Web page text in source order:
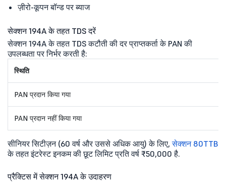
ज़ीरो-कूपन बॉन्ड पर ब्याज
सेक्शन 194A के तहत TDS दरें
सेक्शन 194A के तहत TDS कटौती की दर प्राप्तकर्ता के PAN की
उपलब्धता पर निर्भर करती है:
स्थिति
PAN प्रदान किया गया
PAN प्रदान नहीं किया गया
सीनियर सिटीज़न (60 वर्ष और उससे अधिक आयु) के लिए,सेक्शन 80TTB
के तहत इंटरेस्ट इनकम की छूट लिमिट प्रति वर्ष ₹50,000 है.
प्रैक्टिस में सेक्शन 194A के उदाहरण